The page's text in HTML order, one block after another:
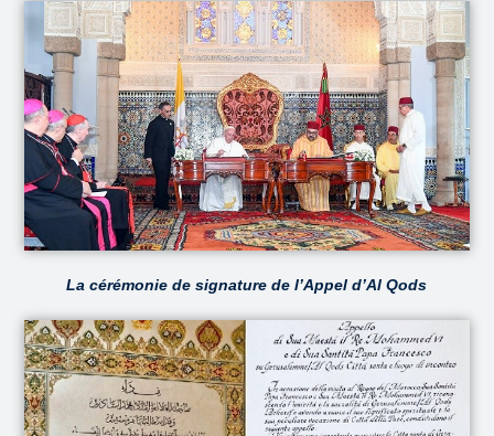
La cérémonie de signature de l’Appel d’Al Qods